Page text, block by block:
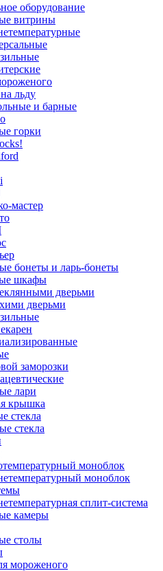
оборудование
витрины
льду
и барные
горки
мастер
бонеты и ларь-бонеты
шкафы
дверьми
дверьми
заморозки
лари
крышка
стекла
стекла
моноблок
моноблок
сплит-система
камеры
столы
мороженого